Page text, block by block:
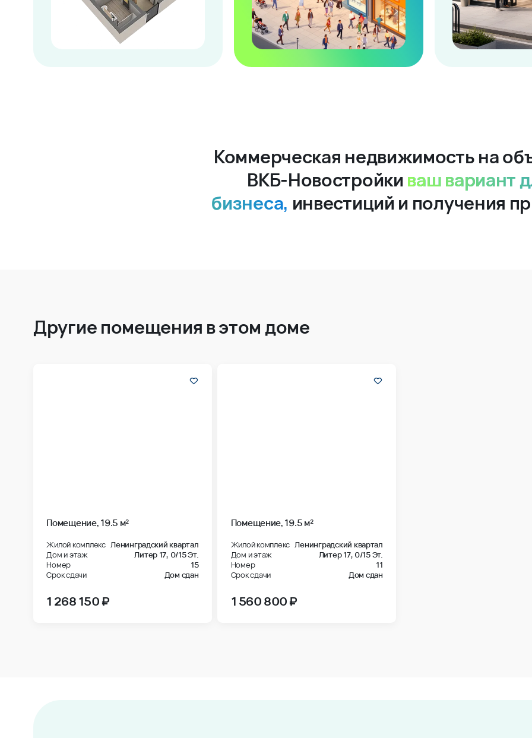
Коммерческая недвижимость на
ВКБ-Новостройкиваш вариант
бизнеса, инвестиций и получения
Другие помещения в этом доме
Помещение, 19.5 м²
Жилой комплекс Ленинградский квартал
Дом и этаж
Литер 17, 0/15 Эт.
Номер
15
Срок сдачи
Дом сдан
1 268 150 ₽
Помещение, 19.5 м²
Жилой комплекс Ленинградский квартал
Дом и этаж
Литер 17, 0/15 Эт.
Номер
11
Срок сдачи
Дом сдан
1 560 800 ₽